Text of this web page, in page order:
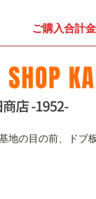
ご購入合計
地の目の前、ドブ